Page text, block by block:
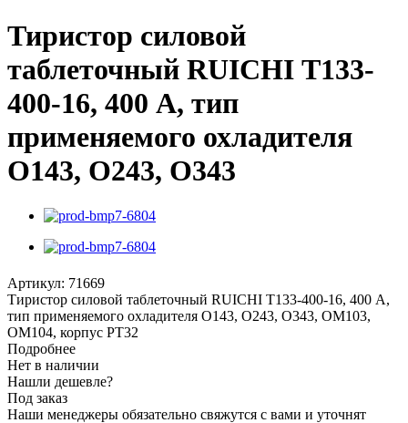
Тиристор силовой
таблеточный RUICHI Т133-
400-16, 400 А, тип
применяемого охладителя
О143, О243, О343
Артикул: 71669
Тиристор силовой таблеточный RUICHI Т133-400-16, 400 А,
тип применяемого охладителя О143, О243, О343, ОМ103,
ОМ104, корпус PT32
Подробнее
Нет в наличии
Нашли дешевле?
Под заказ
Наши менеджеры обязательно свяжутся с вами и уточнят